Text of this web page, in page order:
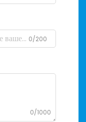
0/200
0/1000